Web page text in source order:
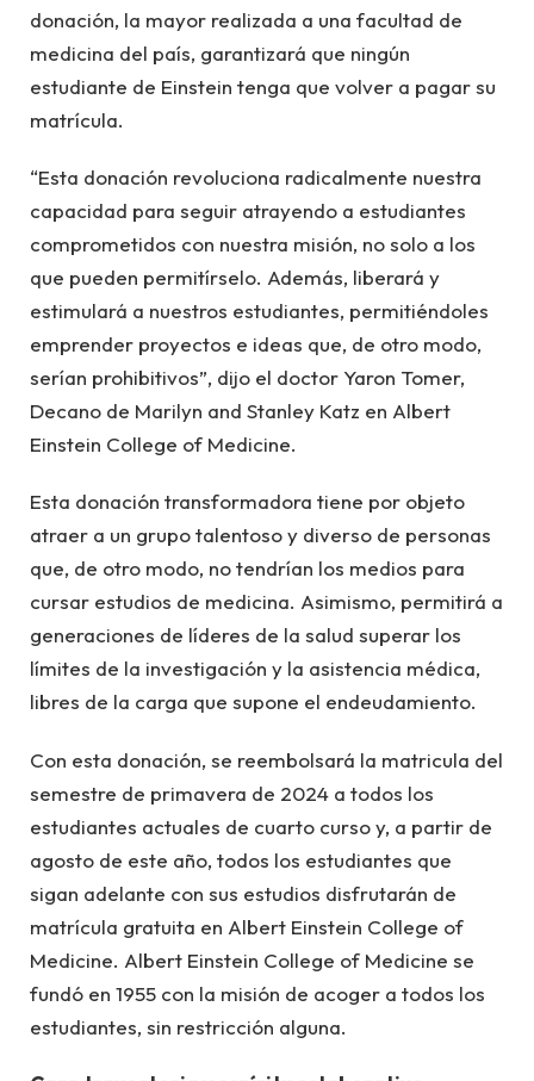
donación, la mayor realizada a una facultad de
medicina del país, garantizará que ningún
estudiante de Einstein tenga que volver a pagar su
matrícula.
“Esta donación revoluciona radicalmente nuestra
capacidad para seguir atrayendo a estudiantes
comprometidos con nuestra misión, no solo a los
que pueden permitírselo. Además, liberará y
estimulará a nuestros estudiantes, permitiéndoles
emprender proyectos e ideas que, de otro modo,
serían prohibitivos”, dijo el doctor Yaron Tomer,
Decano de Marilyn and Stanley Katz en Albert
Einstein College of Medicine.
Esta donación transformadora tiene por objeto
atraer a un grupo talentoso y diverso de personas
que, de otro modo, no tendrían los medios para
cursar estudios de medicina. Asimismo, permitirá a
generaciones de líderes de la salud superar los
límites de la investigación y la asistencia médica,
libres de la carga que supone el endeudamiento.
Con esta donación, se reembolsará la matricula del
semestre de primavera de 2024 a todos los
estudiantes actuales de cuarto curso y, a partir de
agosto de este año, todos los estudiantes que
sigan adelante con sus estudios disfrutarán de
matrícula gratuita en Albert Einstein College of
Medicine. Albert Einstein College of Medicine se
fundó en 1955 con la misión de acoger a todos los
estudiantes, sin restricción alguna.